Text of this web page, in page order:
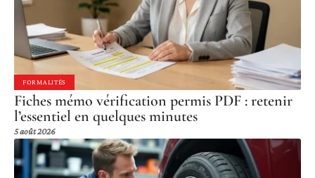
FORMALITÉS
Fiches mémo vérification permis PDF : retenir
l’essentiel en quelques minutes
5 août 2026